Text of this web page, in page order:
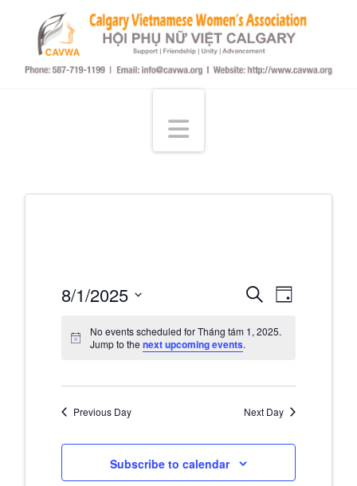
Hội
tại
Calgary
Navigation
Events
and
Views
Search
Day
8/1/2025
date.
No events scheduled for Tháng tám 1, 2025.
Jump to thenext upcoming events.
Previous Day Next Day
Subscribe to calendar